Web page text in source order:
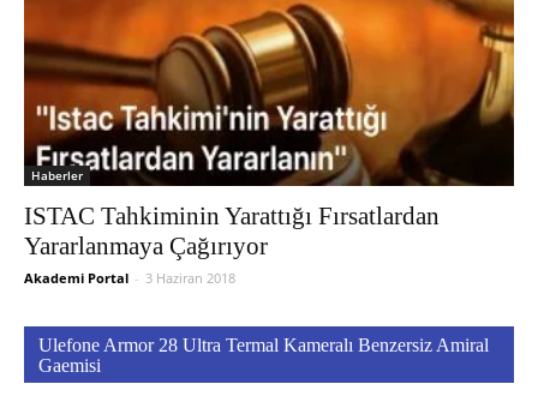
Haberler
ISTAC Tahkiminin Yarattığı Fırsatlardan
Yararlanmaya Çağırıyor
Akademi Portal - 3 Haziran 2018
Ulefone Armor 28 Ultra Termal Kameralı Benzersiz Amiral
Gaemisi